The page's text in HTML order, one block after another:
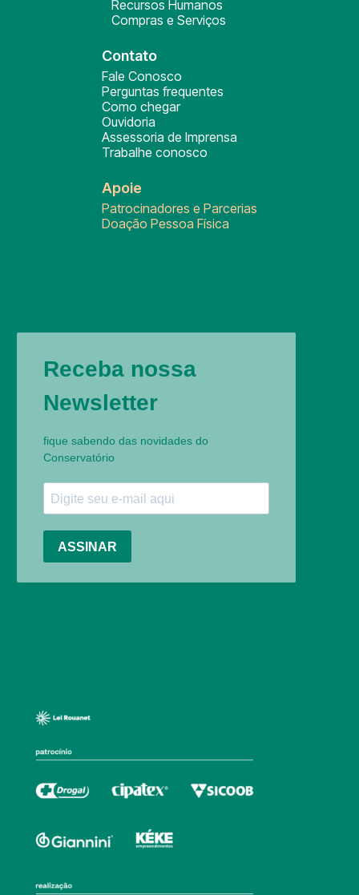
Recursos Humanos
Compras e Serviços
Contato
Fale Conosco
Perguntas frequentes
Como chegar
Ouvidoria
Assessoria de Imprensa
Trabalhe conosco
Apoie
Patrocinadores e Parcerias
Doação Pessoa Física